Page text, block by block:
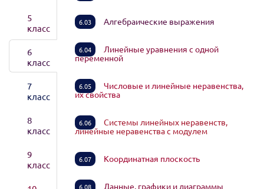
5
класс
6
класс
7
класс
8
класс
9
класс
6.03 Алгебраические выражения
6.04
Линейные уравнения с одной
переменной
6.05
Числовые и линейные неравенства,
их свойства
6.06
Системы линейных неравенств,
линейные неравенства с модулем
6.07 Координатная плоскость
6.08 Данные, графики и диаграммы